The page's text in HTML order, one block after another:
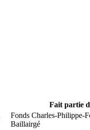
Fait partie
Fonds Charles-Philippe-
Baillairgé